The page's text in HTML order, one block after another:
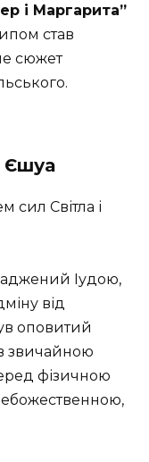
і Маргарита”
став
сюжет
Єшуа
сил Світла і
Іудою,
від
оповитий
звичайною
фізичною